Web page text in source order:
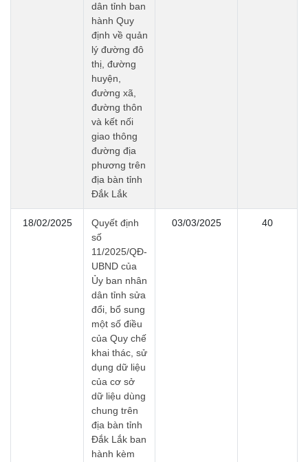
dân tỉnh ban
hành Quy
định về quản
lý đường đô
thị, đường
huyện,
đường xã,
đường thôn
và kết nối
giao thông
đường địa
phương trên
địa bàn tỉnh
Đắk Lắk
18/02/2025
Quyết định
số
11/2025/QĐ-
UBND của
Ủy ban nhân
dân tỉnh sửa
đổi, bổ sung
một số điều
của Quy chế
khai thác, sử
dụng dữ liệu
của cơ sở
dữ liệu dùng
chung trên
địa bàn tỉnh
Đắk Lắk ban
hành kèm
03/03/2025 40